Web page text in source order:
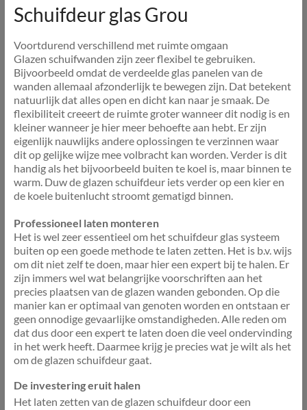
Schuifdeur glas Grou
Voortdurend verschillend met ruimte omgaan
Glazen schuifwanden zijn zeer flexibel te gebruiken.
Bijvoorbeeld omdat de verdeelde glas panelen van de
wanden allemaal afzonderlijk te bewegen zijn. Dat betekent
natuurlijk dat alles open en dicht kan naar je smaak. De
flexibiliteit creeert de ruimte groter wanneer dit nodig is en
kleiner wanneer je hier meer behoefte aan hebt. Er zijn
eigenlijk nauwlijks andere oplossingen te verzinnen waar
dit op gelijke wijze mee volbracht kan worden. Verder is dit
handig als het bijvoorbeeld buiten te koel is, maar binnen te
warm. Duw de glazen schuifdeur iets verder op een kier en
de koele buitenlucht stroomt gematigd binnen.
Professioneel laten monteren
Het is wel zeer essentieel om het schuifdeur glas systeem
buiten op een goede methode te laten zetten. Het is b.v. wijs
om dit niet zelf te doen, maar hier een expert bij te halen. Er
zijn immers wel wat belangrijke voorschriften aan het
precies plaatsen van de glazen wanden gebonden. Op die
manier kan er optimaal van genoten worden en ontstaan er
geen onnodige gevaarlijke omstandigheden. Alle reden om
dat dus door een expert te laten doen die veel ondervinding
in het werk heeft. Daarmee krijg je precies wat je wilt als het
om de glazen schuifdeur gaat.
De investering eruit halen
Het laten zetten van de glazen schuifdeur door een